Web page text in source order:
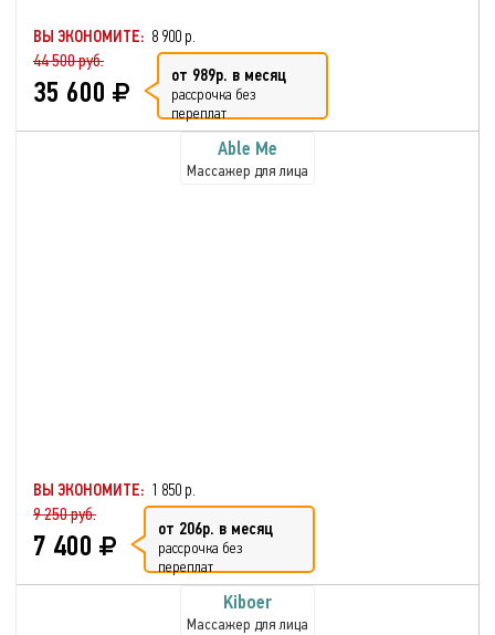
ВЫ ЭКОНОМИТЕ: 8 900 р.
44 500 руб.
35 600 от 989р. в месяц
рассрочка без
переплат
Able Me
Массажер для лица
ВЫ ЭКОНОМИТЕ: 1 850 р.
9 250 руб.
7 400 от 206р. в месяц
рассрочка без
переплат
Kiboer
Массажер для лица